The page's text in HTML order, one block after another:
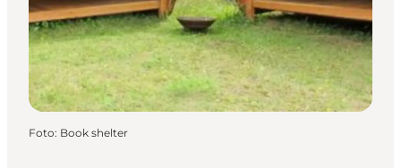
Foto: Book shelter